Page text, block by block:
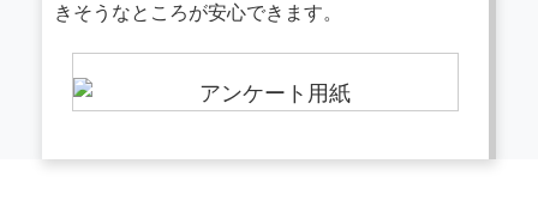
きそうなところが安心できます。